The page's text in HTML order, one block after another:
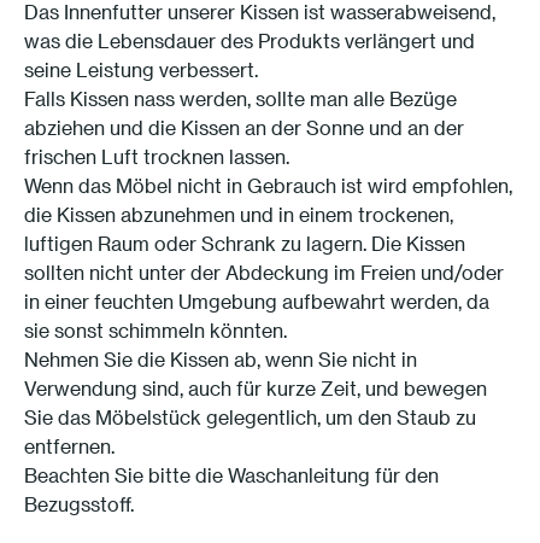
Das Innenfutter unserer Kissen ist wasserabweisend,
was die Lebensdauer des Produkts verlängert und
seine Leistung verbessert.
Falls Kissen nass werden, sollte man alle Bezüge
abziehen und die Kissen an der Sonne und an der
frischen Luft trocknen lassen.
Wenn das Möbel nicht in Gebrauch ist wird empfohlen,
die Kissen abzunehmen und in einem trockenen,
luftigen Raum oder Schrank zu lagern. Die Kissen
sollten nicht unter der Abdeckung im Freien und/oder
in einer feuchten Umgebung aufbewahrt werden, da
sie sonst schimmeln könnten.
Nehmen Sie die Kissen ab, wenn Sie nicht in
Verwendung sind, auch für kurze Zeit, und bewegen
Sie das Möbelstück gelegentlich, um den Staub zu
entfernen.
Beachten Sie bitte die Waschanleitung für den
Bezugsstoff.